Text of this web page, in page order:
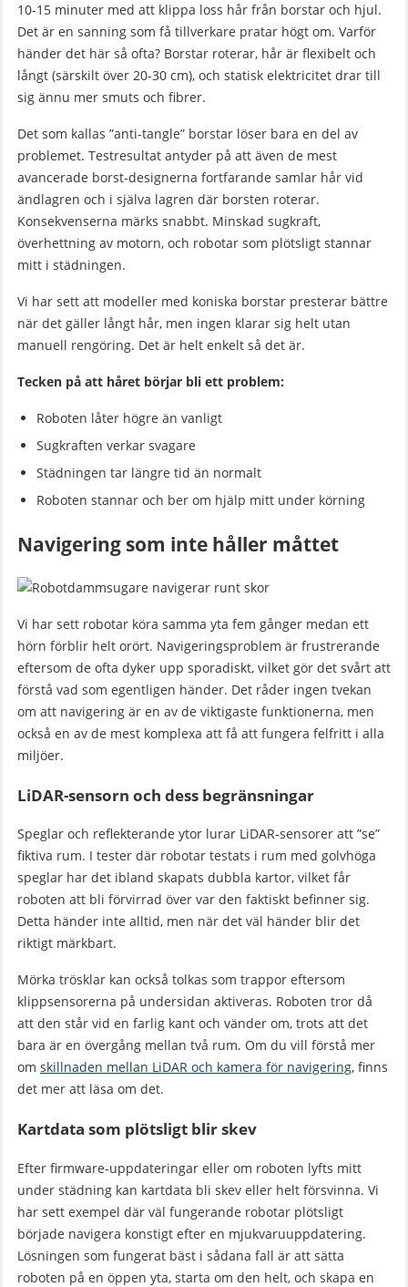
10-15 minuter med att klippa loss hår från borstar och hjul.
Det är en sanning som få tillverkare pratar högt om. Varför
händer det här så ofta? Borstar roterar, hår är flexibelt och
långt (särskilt över 20-30 cm), och statisk elektricitet drar till
sig ännu mer smuts och fibrer.
Det som kallas ”anti-tangle” borstar löser bara en del av
problemet. Testresultat antyder på att även de mest
avancerade borst-designerna fortfarande samlar hår vid
ändlagren och i själva lagren där borsten roterar.
Konsekvenserna märks snabbt. Minskad sugkraft,
överhettning av motorn, och robotar som plötsligt stannar
mitt i städningen.
Vi har sett att modeller med koniska borstar presterar bättre
när det gäller långt hår, men ingen klarar sig helt utan
manuell rengöring. Det är helt enkelt så det är.
Tecken på att håret börjar bli ett problem:
Roboten låter högre än vanligt
Sugkraften verkar svagare
Städningen tar längre tid än normalt
Roboten stannar och ber om hjälp mitt under körning
Navigering som inte håller måttet
Vi har sett robotar köra samma yta fem gånger medan ett
hörn förblir helt orört. Navigeringsproblem är frustrerande
eftersom de ofta dyker upp sporadiskt, vilket gör det svårt att
förstå vad som egentligen händer. Det råder ingen tvekan
om att navigering är en av de viktigaste funktionerna, men
också en av de mest komplexa att få att fungera felfritt i alla
miljöer.
LiDAR-sensorn och dess begränsningar
Speglar och reflekterande ytor lurar LiDAR-sensorer att ”se”
fiktiva rum. I tester där robotar testats i rum med golvhöga
speglar har det ibland skapats dubbla kartor, vilket får
roboten att bli förvirrad över var den faktiskt befinner sig.
Detta händer inte alltid, men när det väl händer blir det
riktigt märkbart.
Mörka trösklar kan också tolkas som trappor eftersom
klippsensorerna på undersidan aktiveras. Roboten tror då
att den står vid en farlig kant och vänder om, trots att det
bara är en övergång mellan två rum. Om du vill förstå mer
om skillnaden mellan LiDAR och kamera för navigering, finns
det mer att läsa om det.
Kartdata som plötsligt blir skev
Efter firmware-uppdateringar eller om roboten lyfts mitt
under städning kan kartdata bli skev eller helt försvinna. Vi
har sett exempel där väl fungerande robotar plötsligt
började navigera konstigt efter en mjukvaruuppdatering.
Lösningen som fungerat bäst i sådana fall är att sätta
roboten på en öppen yta, starta om den helt, och skapa en